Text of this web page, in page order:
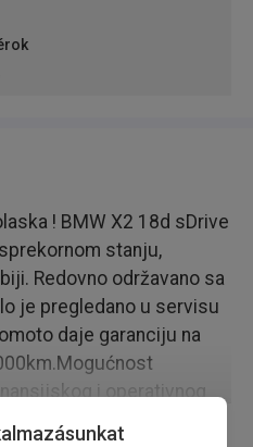
! BMW X2 18d sDrive
stanju,
Redovno održavano sa
je pregledano u servisu
daje garanciju na
i operativnog